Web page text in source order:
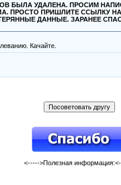
БЫЛА УДАЛЕНА. ПРОСИМ
ПРОСТО ПРИШЛИТЕ ССЫЛКУ
ДАННЫЕ. ЗАРАНЕЕ
Качайте.
<----->Полезная